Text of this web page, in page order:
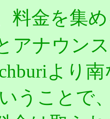
料金を集
アナウン
より
うことで